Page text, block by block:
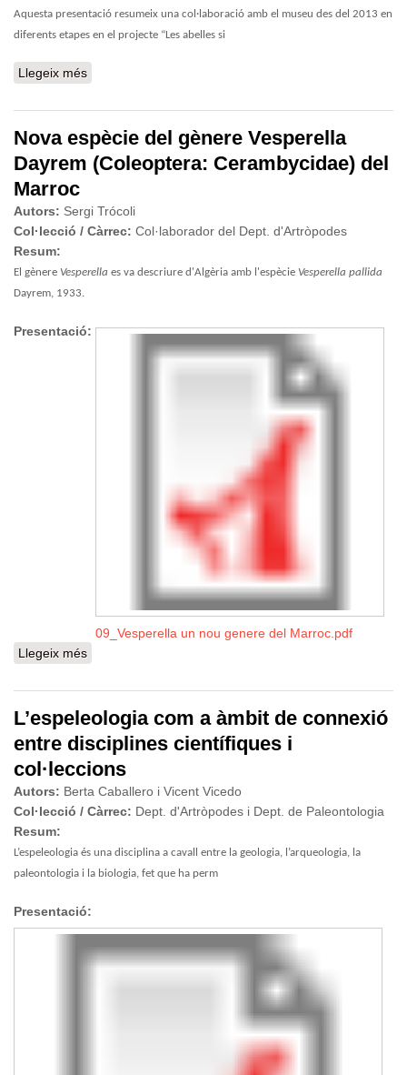
Aquesta presentació resumeix una col·laboració amb el museu des del 2013 en
diferents etapes en el projecte “Les abelles si
Llegeix més
Nova espècie del gènere Vesperella
Dayrem (Coleoptera: Cerambycidae) del
Marroc
Autors: Sergi Trócoli
Col·lecció / Càrrec: Col·laborador del Dept. d'Artròpodes
Resum:
El gènere Vesperella es va descriure d'Algèria amb l'espècie Vesperella pallida
Dayrem, 1933.
Presentació:
09_Vesperella un nou genere del Marroc.pdf
Llegeix més
L’espeleologia com a àmbit de connexió
entre disciplines científiques i
col·leccions
Autors: Berta Caballero i Vicent Vicedo
Col·lecció / Càrrec: Dept. d'Artròpodes i Dept. de Paleontologia
Resum:
L’espeleologia és una disciplina a cavall entre la geologia, l’arqueologia, la
paleontologia i la biologia, fet que ha perm
Presentació: